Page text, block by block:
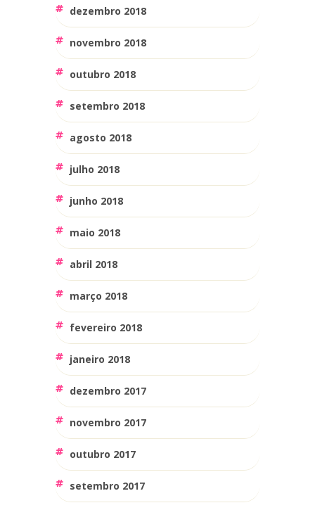
dezembro 2018
novembro 2018
outubro 2018
setembro 2018
agosto 2018
julho 2018
junho 2018
maio 2018
abril 2018
março 2018
fevereiro 2018
janeiro 2018
dezembro 2017
novembro 2017
outubro 2017
setembro 2017